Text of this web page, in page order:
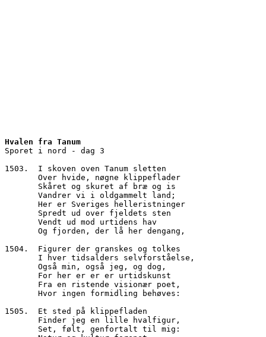
Hvalen fra Tanum
Sporet i nord - dag 3
1503.  I skoven oven Tanum sletten
       Over hvide, nøgne klippeflader
       Skåret og skuret af bræ og is
       Vandrer vi i oldgammelt land;
       Her er Sveriges helleristninger
       Spredt ud over fjeldets sten
       Vendt ud mod urtidens hav
       Og fjorden, der lå her dengang,
1504.  Figurer der granskes og tolkes
       I hver tidsalders selvforståelse,
       Også min, også jeg, og dog,
       For her er er er urtidskunst
       Fra en ristende visionær poet,
       Hvor ingen formidling behøves:
1505.  Et sted på klippefladen
       Finder jeg en lille hvalfigur,
       Set, følt, genfortalt til mig: